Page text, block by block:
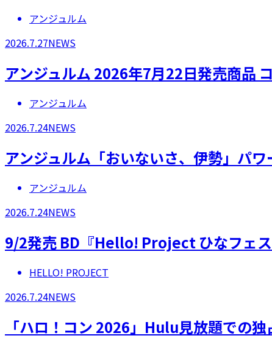
アンジュルム
2026.7.27NEWS
アンジュルム 2026年7月22日発売商品
アンジュルム
2026.7.24NEWS
アンジュルム「おいないさ、伊勢」パワ
アンジュルム
2026.7.24NEWS
9/2発売 BD『Hello! Project ひなフェ
HELLO! PROJECT
2026.7.24NEWS
「ハロ！コン 2026」Hulu見放題での独